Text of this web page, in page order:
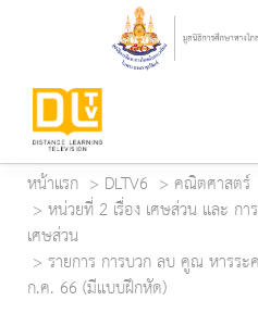
หน้าแรก DLTV6
คณิตศาสตร์
หน่วยที่ 2 เรื่อง เศษส่วน และ ก
เศษส่วน
รายการ การบวก ลบ คูณ หารร
ก.ค. 66 (มีแบบฝึกหัด)